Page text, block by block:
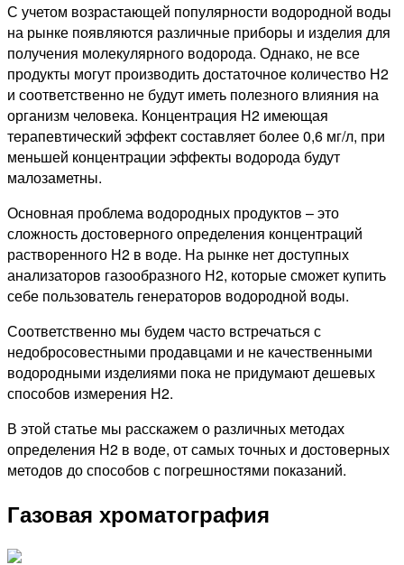
С учетом возрастающей популярности водородной воды
на рынке появляются различные приборы и изделия для
получения молекулярного водорода. Однако, не все
продукты могут производить достаточное количество Н2
и соответственно не будут иметь полезного влияния на
организм человека. Концентрация Н2 имеющая
терапевтический эффект составляет более 0,6 мг/л, при
меньшей концентрации эффекты водорода будут
малозаметны.
Основная проблема водородных продуктов – это
сложность достоверного определения концентраций
растворенного Н2 в воде. На рынке нет доступных
анализаторов газообразного Н2, которые сможет купить
себе пользователь генераторов водородной воды.
Соответственно мы будем часто встречаться с
недобросовестными продавцами и не качественными
водородными изделиями пока не придумают дешевых
способов измерения Н2.
В этой статье мы расскажем о различных методах
определения Н2 в воде, от самых точных и достоверных
методов до способов с погрешностями показаний.
Газовая хроматография